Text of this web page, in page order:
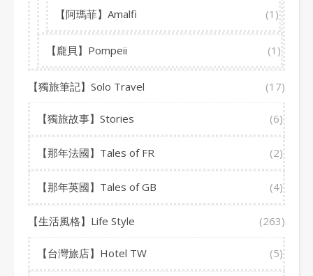
【阿瑪菲】Amalfi (1)
【龐貝】Pompeii (1)
【獨旅筆記】Solo Travel (17)
【獨旅故事】Stories (6)
【那年法國】Tales of FR (2)
【那年英國】Tales of GB (4)
【生活風格】Life Style (263)
【台灣旅店】Hotel TW (5)